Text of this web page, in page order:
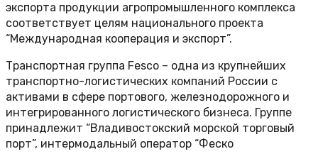
экспорта продукции агропромышленного комплекса
соответствует целям национального проекта
“Международная кооперация и экспорт”.
Транспортная группа Fesco – одна из крупнейших
транспортно-логистических компаний России с
активами в сфере портового, железнодорожного и
интегрированного логистического бизнеса. Группе
принадлежит “Владивостокский морской торговый
порт”, интермодальный оператор “Феско